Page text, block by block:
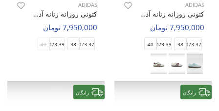
ADIDAS
کتونی روزانه زنانه آدیداس Adidas Samba OG W
7,950,000 تومان
37 1/3
38
39 1/3
40
ADIDAS
کتونی روزانه زنانه آدیداس Adidas Samba Custom W
7,950,000 تومان
37 1/3
38
39 1/3
40
رایگان رایگان